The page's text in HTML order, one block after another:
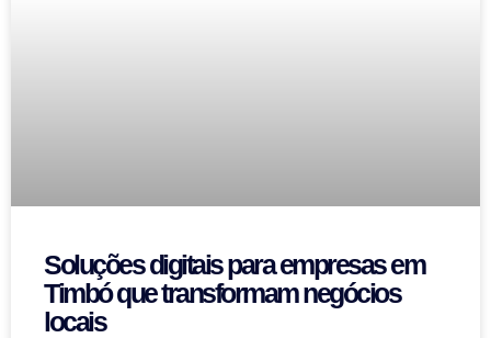
Soluções digitais para empresas em
Timbó que transformam negócios
locais